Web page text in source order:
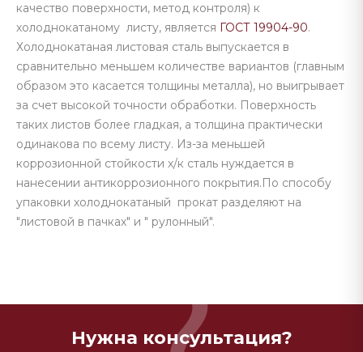
качество поверхности, метод контроля) к
холоднокатаному листу, является ГОСТ 19904-90.
Холоднокатаная листовая сталь выпускается в
сравнительно меньшем количестве вариантов (главным
образом это касается толщины металла), но выигрывает
за счет высокой точности обработки. Поверхность
таких листов более гладкая, а толщина практически
одинакова по всему листу. Из-за меньшей
коррозионной стойкости х/к сталь нуждается в
нанесении антикоррозионного покрытия.По способу
упаковки холоднокатаный прокат разделяют на
"листовой в пачках" и " рулонный".
Нужна консультация?